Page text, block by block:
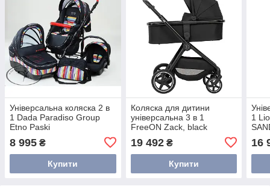
Універсальна коляска 2 в
1 Dada Paradiso Group
Etno Paski
8 995 ₴
Купити
Коляска для дитини
універсальна 3 в 1
FreeON Zack, black
19 492₴
Купити
1
16